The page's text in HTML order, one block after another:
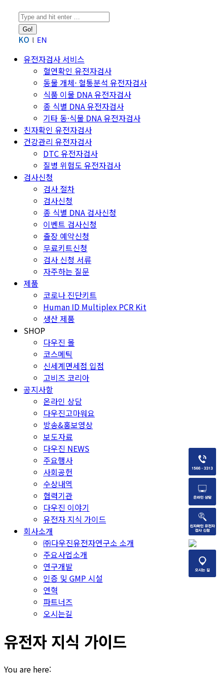
Search:
KO EN
유전자검사 서비스
혈연확인 유전자검사
동물 개체· 혈통분석 유전자검사
식품 이물 DNA 유전자검사
종 식별 DNA 유전자검사
기타 동·식물 DNA 유전자검사
친자확인 유전자검사
건강관리 유전자검사
DTC 유전자검사
질병 위험도 유전자검사
검사신청
검사 절차
검사신청
종 식별 DNA 검사신청
이벤트 검사신청
출장 예약신청
무료키트신청
검사 신청 서류
자주하는 질문
제품
코로나 진단키트
Human ID Multiplex PCR Kit
생산 제품
SHOP
다우진 몰
코스메틱
신세계면세점 입점
고비즈 코리아
공지사항
온라인 상담
다우진고마워요
방송&홍보영상
보도자료
다우진 NEWS
주요행사
사회공헌
수상내역
협력기관
다우진 이야기
유전자 지식 가이드
회사소개
㈜다우진유전자연구소 소개
주요사업소개
연구개발
인증 및 GMP 시설
연혁
파트너즈
오시는길
유전자 지식 가이드
You are here: